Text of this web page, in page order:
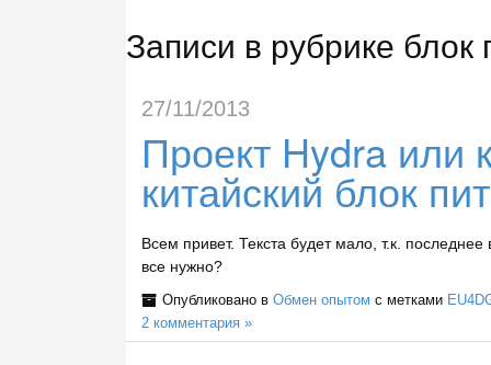
Записи в рубрике блок
27/11/2013
Проект Hydra или
китайский блок
Всем привет. Текста будет мало, т.к.
все нужно?
Опубликовано в Обмен опытом с метками
2 комментария »